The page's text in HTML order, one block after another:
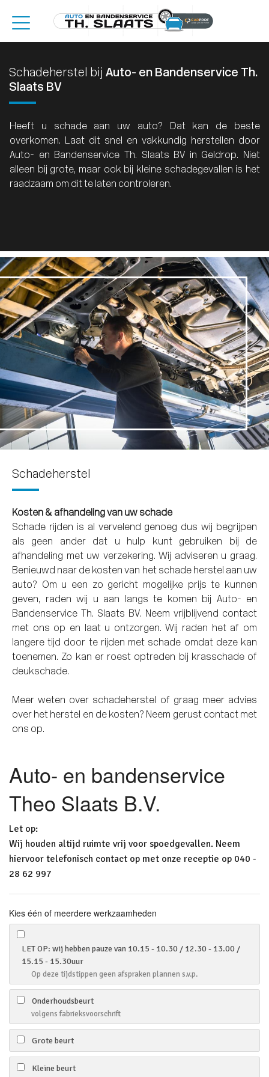
Schadeherstel bij Auto- en Bandenservice Th.
Slaats BV
Heeft u schade aan uw auto? Dat kan de beste
overkomen. Laat dit snel en vakkundig herstellen door
Auto- en Bandenservice Th. Slaats BV in Geldrop. Niet
alleen bij grote, maar ook bij kleine schadegevallen is het
raadzaam om dit te laten controleren.
Schadeherstel
Kosten & afhandeling van uw schade
Schade rijden is al vervelend genoeg dus wij begrijpen
als geen ander dat u hulp kunt gebruiken bij de
afhandeling met uw verzekering. Wij adviseren u graag.
Benieuwd naar de kosten van het schade herstel aan uw
auto? Om u een zo gericht mogelijke prijs te kunnen
geven, raden wij u aan langs te komen bij Auto- en
Bandenservice Th. Slaats BV. Neem vrijblijvend contact
met ons op en laat u ontzorgen. Wij raden het af om
langere tijd door te rijden met schade omdat deze kan
toenemen. Zo kan er roest optreden bij krasschade of
deukschade.
Meer weten over schadeherstel of graag meer advies
over het herstel en de kosten? Neem gerust contact met
ons op.